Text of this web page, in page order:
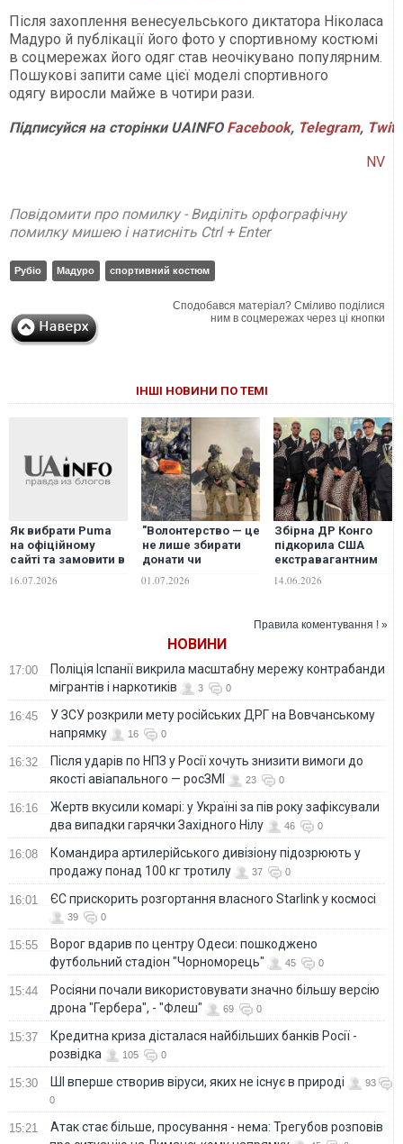
Після захоплення венесуельського диктатора Ніколаса
Мадуро й публікації його фото у спортивному костюмі
в соцмережах його одяг став неочікувано популярним.
Пошукові запити саме цієї моделі спортивного
одягу виросли майже в чотири рази.
ПідписуйсянасторінкиUAINFO Facebook, Telegram,
NV
Повідомити про помилку - Виділіть орфографічну
помилку мишею і натисніть Ctrl + Enter
Рубіо Мадуро спортивний костюм
Сподобався матеріал? Сміливо поділися
ним в соцмережах через ці кнопки
ІНШІ НОВИНИ ПО ТЕМІ
Як вибрати Puma
на офіційному
сайті та замовити в
16.07.2026
"Волонтерство — це
не лише збирати
донати чи
допомогу. Це дуже
"Легіт". ФОТО
01.07.2026
Збірна ДР Конго
підкорила США
екстравагантним
ЧС-2026
14.06.2026
Правила коментування ! »
НОВИНИ
17:00
Поліція Іспанії викрила масштабну мережу контрабанди
мігрантів і наркотиків
3 0
16:45
У ЗСУ розкрили мету російських ДРГ на Вовчанському
напрямку
16 0
16:32
Після ударів по НПЗ у Росії хочуть знизити вимоги до
якості авіапального — росЗМІ
23 0
16:16
Жертв вкусили комарі: у Україні за пів року зафіксували
два випадки гарячки Західного Нілу
46 0
16:08
Командира артилерійського дивізіону підозрюють у
продажу понад 100 кг тротилу
37 0
16:01 ЄС прискорить розгортання власного Starlink у космосі
39 0
15:55
Ворог вдарив по центру Одеси: пошкоджено
футбольний стадіон "Чорноморець"
45 0
15:44
Росіяни почали використовувати значно більшу версію
дрона "Гербера", - "Флеш"
69 0
15:37
Кредитна криза дісталася найбільших банків Росії -
розвідка
105 0
15:30 ШІ вперше створив віруси, яких не існує в природі
93
0
15:21
Атак стає більше, просування - нема: Трегубов розповів